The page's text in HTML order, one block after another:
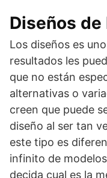
Diseños de
Los diseños es
resultados les
que no están
alternativas o
creen que puede
diseño al ser tan
este tipo es
infinito de
decida cual es la